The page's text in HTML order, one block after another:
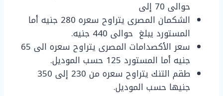
حوالى 70 إلى
الشكمان المصرى يتراوح سعره 280 جنيه أما
المستورد يبلغ حوالى 440 جنيه.
سعر الأكصدامات المصرى يتراوح سعره الى 65
جنيه أما المستورد 125 حسب الموديل.
طقم التنك يتراوح سعره من 230 إلى 350
جنيها حسب الموديل.